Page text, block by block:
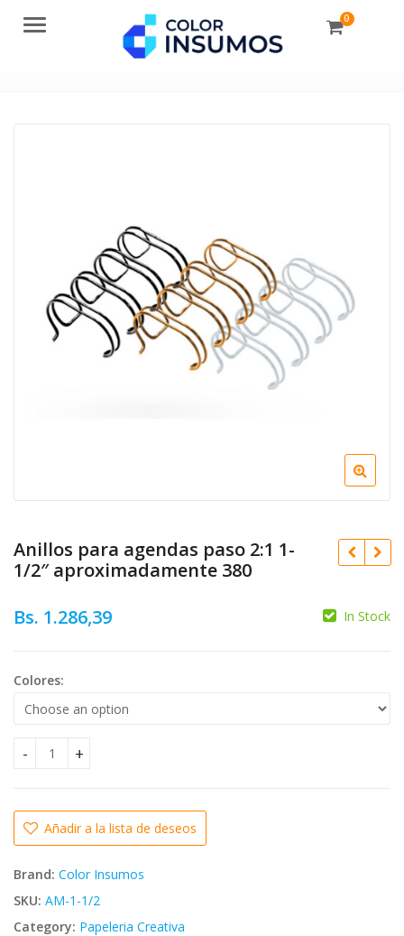
Menu 0
Anillos para agendas paso 2:1 1-
1/2″ aproximadamente 380
price
Current
Bs. 1.286,39 In Stock
Colores:
Anillos para agendas paso 2:1 1-1/2" aproximadamente
Añadir a la lista de deseos
Brand: Color Insumos
SKU: AM-1-1/2
Category: Papeleria Creativa